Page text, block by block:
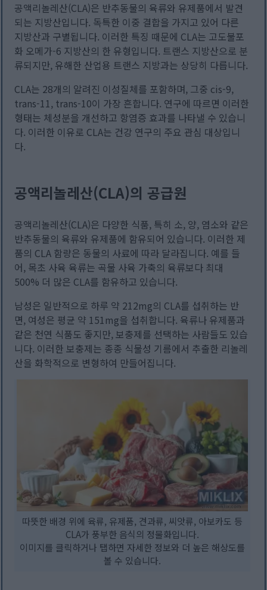
공액리놀레산(CLA)은 반추동물의 육류와 유제품에서 발견
되는 지방산입니다. 독특한 이중 결합을 가지고 있어 다른
지방산과 구별됩니다. 이러한 특징 때문에 CLA는 고도불포
화 오메가-6 지방산의 한 유형입니다. 트랜스 지방산으로 분
류되지만, 유해한 산업용 트랜스 지방과는 상당히 다릅니다.
CLA는 28개의 알려진 이성질체를 포함하며, 그중 cis-9,
trans-11, trans-10이 가장 흔합니다. 연구에 따르면 이러한
형태는 체성분을 개선하고 항염증 효과를 나타낼 수 있습니
다. 이러한 이유로 CLA는 건강 연구의 주요 관심 대상입니
다.
공액리놀레산(CLA)의 공급원
공액리놀레산(CLA)은 다양한 식품, 특히 소, 양, 염소와 같은
반추동물의 육류와 유제품에 함유되어 있습니다. 이러한 제
품의 CLA 함량은 동물의 사료에 따라 달라집니다. 예를 들
어, 목초 사육 육류는 곡물 사육 가축의 육류보다 최대
500% 더 많은 CLA를 함유하고 있습니다.
남성은 일반적으로 하루 약 212mg의 CLA를 섭취하는 반
면, 여성은 평균 약 151mg을 섭취합니다. 육류나 유제품과
같은 천연 식품도 좋지만, 보충제를 선택하는 사람들도 있습
니다. 이러한 보충제는 종종 식물성 기름에서 추출한 리놀레
산을 화학적으로 변형하여 만들어집니다.
따뜻한 배경 위에 육류, 유제품, 견과류, 씨앗류, 아보카도 등
CLA가 풍부한 음식의 정물화입니다.
이미지를 클릭하거나 탭하면 자세한 정보와 더 높은 해상도를
볼 수 있습니다.